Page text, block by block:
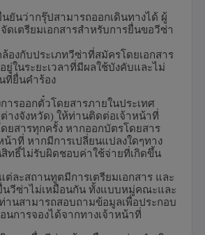
นยันว่ากรุ๊ปสามารถออกเดินทางได้ ผู้
ดเตรียมเอกสารสำหรับการยื่นขอวีซ่า
องกับประเภทวีซ่าที่สมัครโดยเอกสาร
ยู่ในระยะเวลาที่มีผลใช้บังคับและไม่
ที่ยื่นคำร้อง
ารออกตั๋วโดยสารภายในประเทศ
างจังหวัด) ให้ท่านติดต่อเจ้าหน้าที่
ยสารทุกครั้ง หากออกบัตรโดยสาร
น้าที่ หากมีการเปลี่ยนแปลงใดๆทาง
ทธิ์ไม่รับผิดชอบค่าใช้จ่ายที่เกิดขึ้น
ต่ละสถานทูตมีการเตรียมเอกสาร และ
วีซ่าไม่เหมือนกัน ทั้งแบบหมู่คณะและ
านสามารถสอบถามข้อมูลเพื่อประกอบ
นการจองได้จากทางเจ้าหน้าที่